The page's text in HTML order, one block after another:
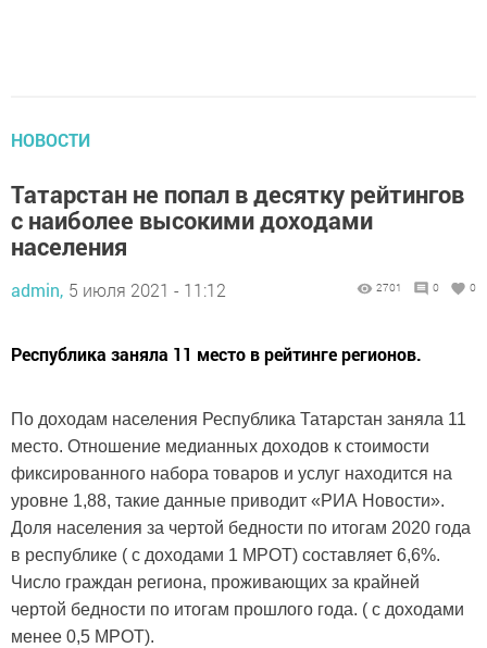
НОВОСТИ
Татарстан не попал в десятку рейтингов
с наиболее высокими доходами
населения
admin, 5 июля 2021 - 11:12 2701 0 0
Республика заняла 11 место в рейтинге регионов.
По доходам населения Республика Татарстан заняла 11
место. Отношение медианных доходов к стоимости
фиксированного набора товаров и услуг находится на
уровне 1,88, такие данные приводит «РИА Новости».
Доля населения за чертой бедности по итогам 2020 года
в республике ( с доходами 1 МРОТ) составляет 6,6%.
Число граждан региона, проживающих за крайней
чертой бедности по итогам прошлого года. ( с доходами
менее 0,5 МРОТ).